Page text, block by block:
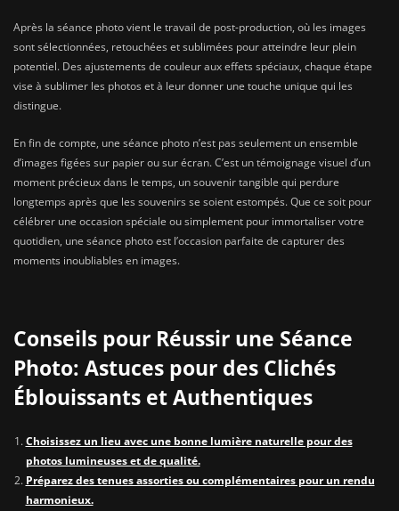
Après la séance photo vient le travail de post-production, où les images
sont sélectionnées, retouchées et sublimées pour atteindre leur plein
potentiel. Des ajustements de couleur aux effets spéciaux, chaque étape
vise à sublimer les photos et à leur donner une touche unique qui les
distingue.
En fin de compte, une séance photo n’est pas seulement un ensemble
d’images figées sur papier ou sur écran. C’est un témoignage visuel d’un
moment précieux dans le temps, un souvenir tangible qui perdure
longtemps après que les souvenirs se soient estompés. Que ce soit pour
célébrer une occasion spéciale ou simplement pour immortaliser votre
quotidien, une séance photo est l’occasion parfaite de capturer des
moments inoubliables en images.
Conseils pour Réussir une Séance
Photo: Astuces pour des Clichés
Éblouissants et Authentiques
Choisissez un lieu avec une bonne lumière naturelle pour des
photos lumineuses et de qualité.
Préparez des tenues assorties ou complémentaires pour un rendu
harmonieux.